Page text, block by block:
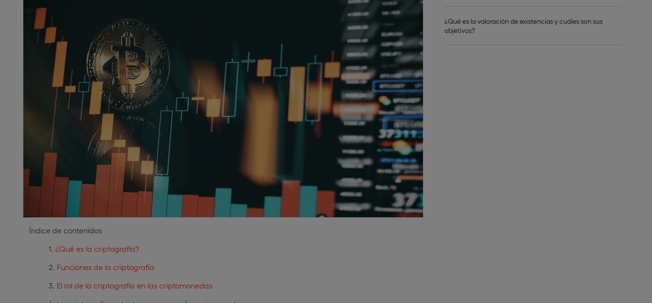
¿Qué es la valoración de existencias y cuáles son sus
objetivos?
Índice de contenidos
¿Qué es la criptografía?
Funciones de la criptografía
El rol de la criptografía en las criptomonedas